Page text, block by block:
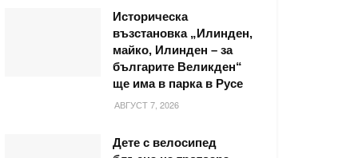
Историческа
възстановка „Илинден,
майко, Илинден – за
българите Великден“
ще има в парка в Русе
АВГУСТ 7, 2026
Дете с велосипед